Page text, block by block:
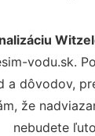
vodu.sk.
a dôvodov,
že
nebudete